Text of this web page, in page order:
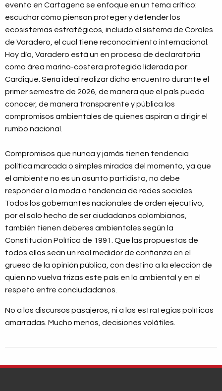
evento en Cartagena se enfoque en un tema crítico:
escuchar cómo piensan proteger y defender los
ecosistemas estratégicos, incluido el sistema de Corales
de Varadero, el cual tiene reconocimiento internacional.
Hoy día, Varadero está un en proceso de declaratoria
como área marino-costera protegida liderada por
Cardique. Sería ideal realizar dicho encuentro durante el
primer semestre de 2026, de manera que el país pueda
conocer, de manera transparente y pública los
compromisos ambientales de quienes aspiran a dirigir el
rumbo nacional.
Compromisos que nunca y jamás tienen tendencia
política marcada o simples miradas del momento, ya que
el ambiente no es un asunto partidista, no debe
responder a la moda o tendencia de redes sociales.
Todos los gobernantes nacionales de orden ejecutivo,
por el solo hecho de ser ciudadanos colombianos,
también tienen deberes ambientales según la
Constitución Política de 1991. Que las propuestas de
todos ellos sean un real medidor de confianza en el
grueso de la opinión pública, con destino a la elección de
quien no vuelva trizas este país en lo ambiental y en el
respeto entre conciudadanos.
No a los discursos pasajeros, ni a las estrategias políticas
amarradas. Mucho menos, decisiones volátiles.